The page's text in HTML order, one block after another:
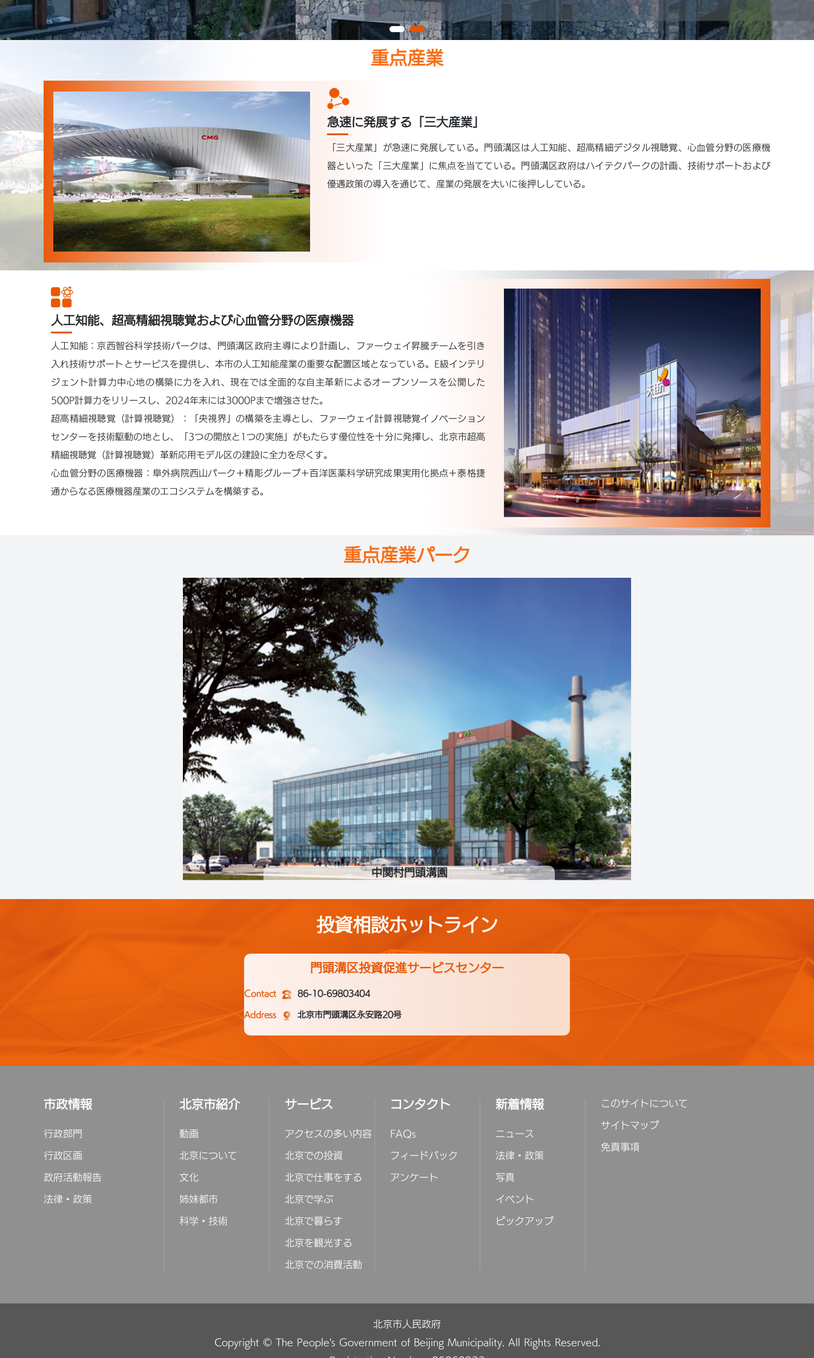
重点産業
急速に発展する「三大産業」
「三大産業」が急速に発展している。門頭溝区は人工知能、超高精細デジタル視聴覚、心血管分野の医療機
器といった「三大産業」に焦点を当てている。門頭溝区政府はハイテクパークの計画、技術サポートおよび
優遇政策の導入を通じて、産業の発展を大いに後押ししている。
人工知能、超高精細視聴覚および心血管分野の医療機器
人工知能：京西智谷科学技術パークは、門頭溝区政府主導により計画し、ファーウェイ昇騰チームを引き
入れ技術サポートとサービスを提供し、本市の人工知能産業の重要な配置区域となっている。E級インテリ
ジェント計算力中心地の構築に力を入れ、現在では全面的な自主革新によるオープンソースを公開した
500P計算力をリリースし、2024年末には3000Pまで増強させた。
超高精細視聴覚（計算視聴覚）：「央視界」の構築を主導とし、ファーウェイ計算視聴覚イノベーション
センターを技術駆動の地とし、「3つの開放と1つの実施」がもたらす優位性を十分に発揮し、北京市超高
精細視聴覚（計算視聴覚）革新応用モデル区の建設に全力を尽くす。
心血管分野の医療機器：阜外病院西山パーク＋精彫グループ＋百洋医薬科学研究成果実用化拠点＋泰格捷
通からなる医療機器産業のエコシステムを構築する。
重点産業パーク
中関村門頭溝園
投資相談ホットライン
門頭溝区投資促進サービスセンター
Contact
86-10-69803404
Address
北京市門頭溝区永安路20号
市政情報
行政部門
行政区画
政府活動報告
法律・政策
北京市紹介
動画
北京について
文化
姉妹都市
科学・技術
サービス
アクセスの多い内容
北京での投資
北京で仕事をする
北京で学ぶ
北京で暮らす
北京を観光する
北京での消費活動
コンタクト
FAQs
フィードバック
アンケート
新着情報
ニュース
法律・政策
写真
イベント
ピックアップ
このサイトについて
サイトマップ
免責事項
北京市人民政府
Copyright © The People's Government of Beijing Municipality. All Rights Reserved.